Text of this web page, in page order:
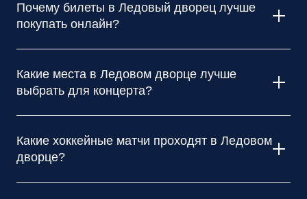
Почему билеты в Ледовый дворец лучше
покупать онлайн?
время, избегаете очередей в кассы и получаете
возможность выбрать лучшие места на схеме зала в
спокойной обстановке.
Какие места в Ледовом дворце лучше
выбрать для концерта?
места в партере для максимального погружения, а также
центральные сектора на трибунах для идеального обзора
сцены и шоу.
Какие хоккейные матчи проходят в Ледовом
дворце?